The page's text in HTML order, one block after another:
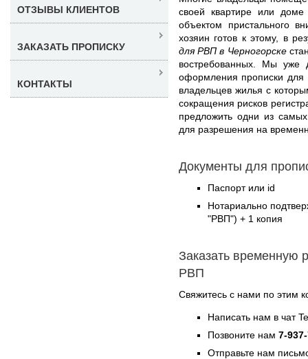
своей квартире или доме
объектом пристального
хозяин готов к этому, в
для РВП в Черногорске
востребованных. Мы уже
оформления прописки
владельцев жилья с
сокращения рисков
предложить одни из
для разрешения на
Документы для
Паспорт или id
Нотариально
"РВП") + 1 копия
Заказать временную
РВП
Свяжитесь с нами по этим
Написать нам в чат
Позвоните нам 7-
Отправьте нам
ОТЗЫВЫ КЛИЕНТОВ
ЗАКАЗАТЬ ПРОПИСКУ
КОНТАКТЫ